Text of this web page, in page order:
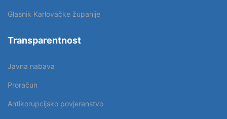
Glasnik Karlovačke županije
Transparentnost
Javna nabava
Proračun
Antikorupcijsko povjerenstvo